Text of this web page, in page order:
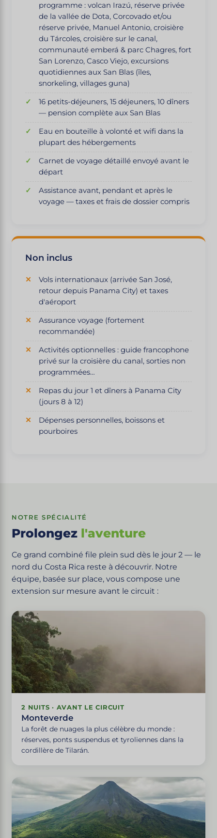
programme : volcan Irazú, réserve privée
de la vallée de Dota, Corcovado et/ou
réserve privée, Manuel Antonio, croisière
du Tárcoles, croisière sur le canal,
communauté emberá & parc Chagres, fort
San Lorenzo, Casco Viejo, excursions
quotidiennes aux San Blas (îles,
snorkeling, villages guna)
16 petits-déjeuners, 15 déjeuners, 10 dîners
— pension complète aux San Blas
Eau en bouteille à volonté et wifi dans la
plupart des hébergements
Carnet de voyage détaillé envoyé avant le
départ
Assistance avant, pendant et après le
voyage — taxes et frais de dossier compris
Non inclus
Vols internationaux (arrivée San José,
retour depuis Panama City) et taxes
d'aéroport
Assurance voyage (fortement
recommandée)
Activités optionnelles : guide francophone
privé sur la croisière du canal, sorties non
programmées…
Repas du jour 1 et dîners à Panama City
(jours 8 à 12)
Dépenses personnelles, boissons et
pourboires
NOTRE SPÉCIALITÉ
Prolongez l'aventure
Ce grand combiné file plein sud dès le jour 2 — le
nord du Costa Rica reste à découvrir. Notre
équipe, basée sur place, vous compose une
extension sur mesure avant le circuit :
2 NUITS · AVANT LE CIRCUIT
Monteverde
La forêt de nuages la plus célèbre du monde :
réserves, ponts suspendus et tyroliennes dans la
cordillère de Tilarán.